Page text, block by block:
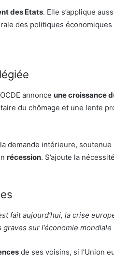
des Etats. Elle s’applique
des politiques
annonce une croissance
du chômage et une lente
demande intérieure,
récession. S’ajoute la
fait aujourd’hui, la crise
sur l’économie mondiale
de ses voisins, si l’Union